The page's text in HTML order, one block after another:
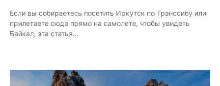
Если вы собираетесь посетить Иркутск по Транссибу или
прилетаете сюда прямо на самолете, чтобы увидеть
Байкал, эта статья…